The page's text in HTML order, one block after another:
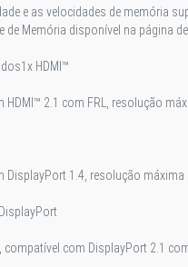
e as velocidades de memória
de Memória disponível na página
1x HDMI™
HDMI™ 2.1 com FRL, resolução
DisplayPort 1.4, resolução
com DisplayPort 2.1